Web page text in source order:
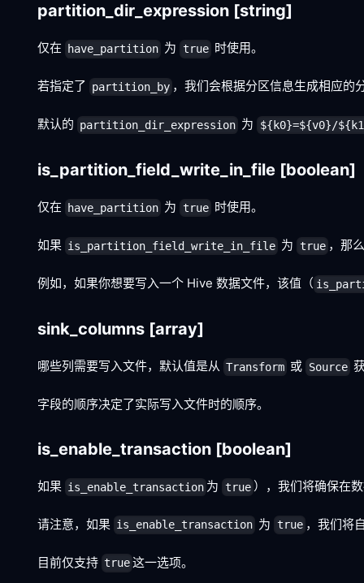
partition_dir_expression [string]
仅在 have_partition 为 true 时使用。
若指定了 partition_by ，我们会根据分区信息生成相应的
默认的 partition_dir_expression 为 ${k0}=${v0}/
is_partition_field_write_in_file [boolean]
仅在 have_partition 为 true 时使用。
如果 is_partition_field_write_in_file 为 true ，那
例如，如果你想要写入一个 Hive 数据文件，该值（
sink_columns [array]
哪些列需要写入文件，默认值是从 Transform 或 Source
字段的顺序决定了实际写入文件时的顺序。
is_enable_transaction [boolean]
如果 is_enable_transaction 为 true ），我们将确保在
请注意，如果 is_enable_transaction 为 true ，我们将
目前仅支持 true 这一选项。